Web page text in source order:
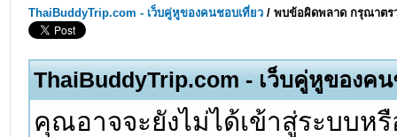
ThaiBuddyTrip.com - เว็บคู่หูของคนชอบเที่ยว /พบข้อผิดพลาด กรุณาตร
ThaiBuddyTrip.com - เว็บคู่หูของค
คุณอาจจะยังไม่ได้เข้าสู่ระบบ